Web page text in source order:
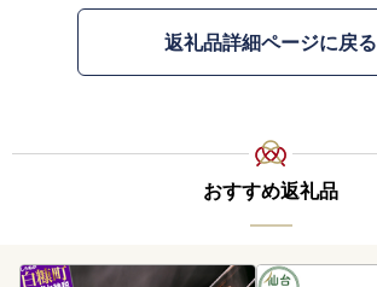
返礼品詳細ページに戻る
おすすめ返礼品